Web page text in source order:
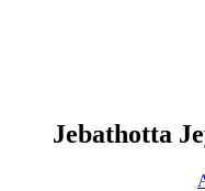
Jebathotta